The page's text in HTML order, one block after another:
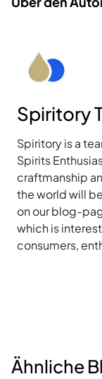
Spiritory
Spiritory is a
Spirits
craftmanship
the world will
on our blog-
which is
consumers,
Ähnliche